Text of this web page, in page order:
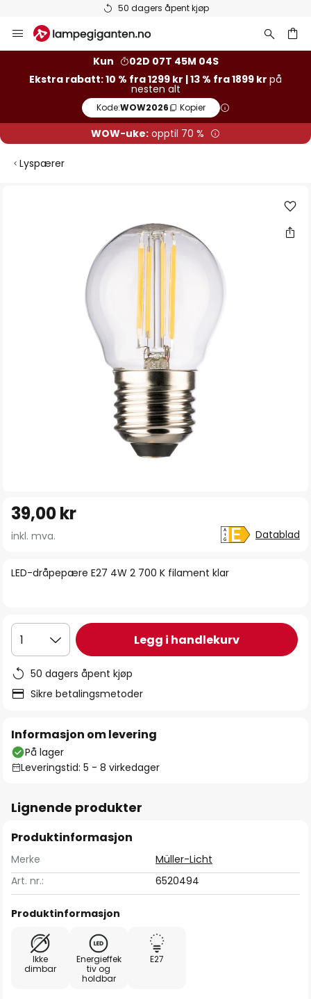
50 dagers åpent kjøp
Hopp
til
Kun
02D 07T 45M 03S
Ekstra rabatt: 10 % fra 1299 kr | 13 % fra 1899 kr på
nesten alt
Kode:WOW2026 Kopier
WOW-uke: opptil 70 %
Lyspærer
begynnelsen
bildegalleri
LED-dråpepære E27 4W 2 700 K filament klar
39,00 kr
inkl. mva. Datablad
1 Legg i handlekurv
50 dagers åpent kjøp
Sikre betalingsmetoder
Informasjon om levering
På lager
Leveringstid: 5 - 8 virkedager
Lignende produkter
Produktinformasjon
Merke
Müller-Licht
Art. nr.:
6520494
Produktinformasjon
Ikke
dimbar
Energieffek
tiv og
holdbar
E27